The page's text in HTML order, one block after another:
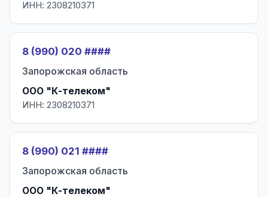
ИНН: 2308210371
8 (990) 020 ####
Запорожская область
ООО "К-телеком"
ИНН: 2308210371
8 (990) 021 ####
Запорожская область
ООО "К-телеком"